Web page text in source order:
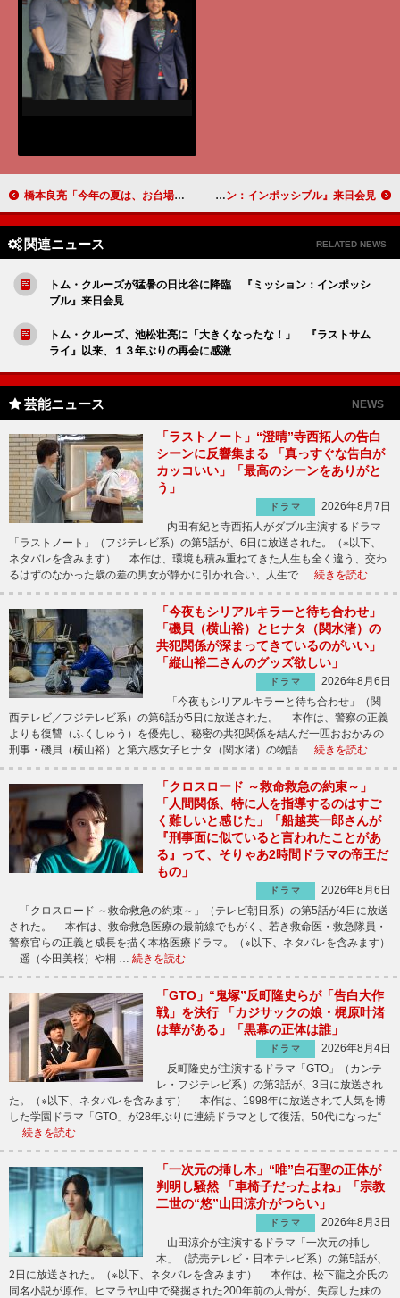
橋本良亮「今年の夏は、お台場が夢の国ですよ！」 Ａ．Ｂ．Ｃ－Ｚが「東京ジョイポリス」と初コラボ トム・クルーズが猛暑の日比谷に降臨 『ミッション：インポッシブル』来日会見
関連ニュース RELATED NEWS
トム・クルーズが猛暑の日比谷に降臨 『ミッション：インポッシ
ブル』来日会見
トム・クルーズ、池松壮亮に「大きくなったな！」 『ラストサム
ライ』以来、１３年ぶりの再会に感激
芸能ニュース NEWS
「ラストノート」“澄晴”寺西拓人の告白
シーンに反響集まる 「真っすぐな告白が
カッコいい」「最高のシーンをありがと
う」
ドラマ
2026年8月7日
内田有紀と寺西拓人がダブル主演するドラマ
「ラストノート」（フジテレビ系）の第5話が、6日に放送された。（※以下、
ネタバレを含みます） 本作は、環境も積み重ねてきた人生も全く違う、交わ
るはずのなかった歳の差の男女が静かに引かれ合い、人生で … 続きを読む
「今夜もシリアルキラーと待ち合わせ」
「磯貝（横山裕）とヒナタ（関水渚）の
共犯関係が深まってきているのがいい」
「縦山裕二さんのグッズ欲しい」
ドラマ
2026年8月6日
「今夜もシリアルキラーと待ち合わせ」（関
西テレビ／フジテレビ系）の第6話が5日に放送された。 本作は、警察の正義
よりも復讐（ふくしゅう）を優先し、秘密の共犯関係を結んだ一匹おおかみの
刑事・磯貝（横山裕）と第六感女子ヒナタ（関水渚）の物語 … 続きを読む
「クロスロード ～救命救急の約束～」
「人間関係、特に人を指導するのはすご
く難しいと感じた」「船越英一郎さんが
『刑事面に似ていると言われたことがあ
る』って、そりゃあ2時間ドラマの帝王だ
もの」
ドラマ
2026年8月6日
「クロスロード ～救命救急の約束～」（テレビ朝日系）の第5話が4日に放送
された。 本作は、救命救急医療の最前線でもがく、若き救命医・救急隊員・
警察官らの正義と成長を描く本格医療ドラマ。（※以下、ネタバレを含みます）
遥（今田美桜）や桐 … 続きを読む
「GTO」“鬼塚”反町隆史らが「告白大作
戦」を決行 「カジサックの娘・梶原叶渚
は華がある」「黒幕の正体は誰」
ドラマ
2026年8月4日
反町隆史が主演するドラマ「GTO」（カンテ
レ・フジテレビ系）の第3話が、3日に放送され
た。（※以下、ネタバレを含みます） 本作は、1998年に放送されて人気を博
した学園ドラマ「GTO」が28年ぶりに連続ドラマとして復活。50代になった“
続きを読む
「一次元の挿し木」“唯”白石聖の正体が
判明し騒然 「車椅子だったよね」「宗教
二世の“悠”山田涼介がつらい」
ドラマ
2026年8月3日
山田涼介が主演するドラマ「一次元の挿し
木」（読売テレビ・日本テレビ系）の第5話が、
2日に放送された。（※以下、ネタバレを含みます） 本作は、松下龍之介氏の
同名小説が原作。ヒマラヤ山中で発掘された200年前の人骨が、失踪した妹の